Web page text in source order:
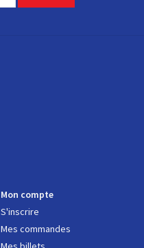
Mon compte
S'inscrire
Mes commandes